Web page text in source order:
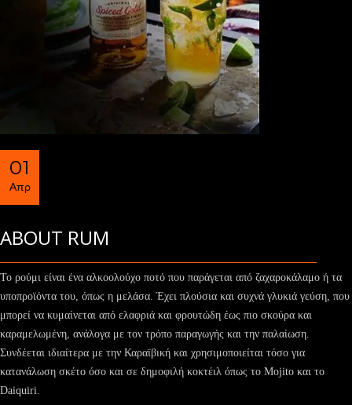
01
Απρ
ABOUT RUM
Το ρούμι είναι ένα αλκοολούχο ποτό που παράγεται από ζαχαροκάλαμο ή τα
υποπροϊόντα του, όπως η μελάσα. Έχει πλούσια και συχνά γλυκιά γεύση, που
μπορεί να κυμαίνεται από ελαφριά και φρουτώδη έως πιο σκούρα και
καραμελωμένη, ανάλογα με τον τρόπο παραγωγής και την παλαίωση.
Συνδέεται ιδιαίτερα με την Καραϊβική και χρησιμοποιείται τόσο για
κατανάλωση σκέτο όσο και σε δημοφιλή κοκτέιλ όπως το Mojito και το
Daiquiri.